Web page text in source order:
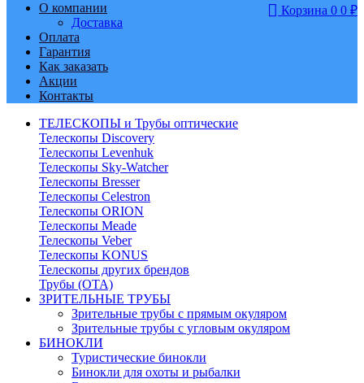
Корзина 0 0 ₽
О компании
Доставка
Оплата
Гарантия
Как заказать
Акции
Контакты
ТЕЛЕСКОПЫ и Трубы оптические
Телескопы Discovery
Телескопы Levenhuk
Телескопы Sky-Watcher
Телескопы Bresser
Телескопы Celestron
Телескопы ORION
Телескопы Meade
Телескопы Veber
Телескопы KONUS
Телескопы других брендов
Трубы (ОТА)
ЗРИТЕЛЬНЫЕ ТРУБЫ
Зрительные трубы с прямым окуляром
Зрительные трубы с угловым окуляром
БИНОКЛИ
Туристические бинокли
Бинокли для охоты и рыбалки